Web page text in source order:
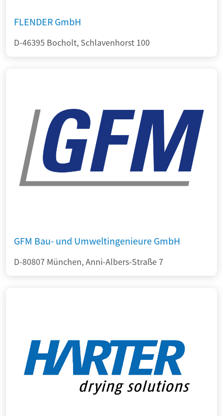
FLENDER GmbH
D-46395 Bocholt, Schlavenhorst 100
GFM Bau- und Umweltingenieure GmbH
D-80807 München, Anni-Albers-Straße 7